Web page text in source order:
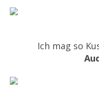
Ich mag so